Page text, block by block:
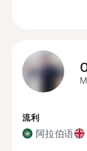
流利
阿拉伯语